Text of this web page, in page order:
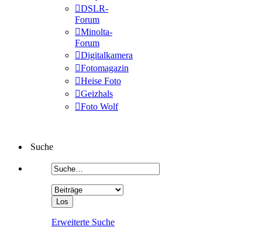
DSLR-
Forum
Minolta-
Forum
Digitalkamera
Fotomagazin
Heise Foto
Geizhals
Foto Wolf
Suche
Erweiterte Suche